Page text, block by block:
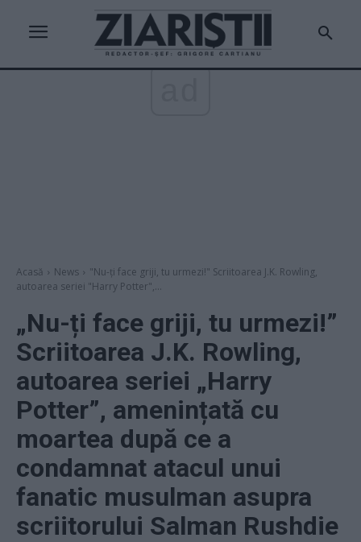
Acasă News
"Nu-ți face griji, tu urmezi!" Scriitoarea J.K. Rowling,
autoarea seriei "Harry Potter",...
„Nu-ți face griji, tu urmezi!”
Scriitoarea J.K. Rowling,
autoarea seriei „Harry
Potter”, amenințată cu
moartea după ce a
condamnat atacul unui
fanatic musulman asupra
scriitorului Salman Rushdie